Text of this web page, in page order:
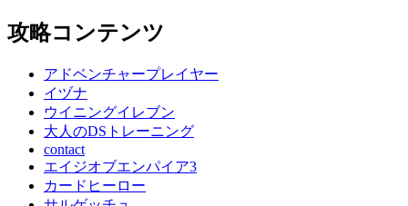
攻略コンテンツ
アドベンチャープレイヤー
イヅナ
ウイニングイレブン
大人のDSトレーニング
contact
エイジオブエンパイア3
カードヒーロー